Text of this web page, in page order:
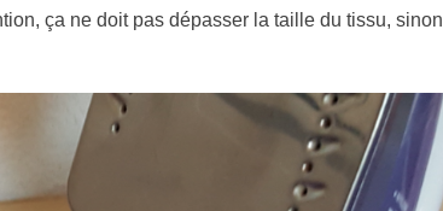
ça ne doit pas dépasser la taille du tissu, sinon